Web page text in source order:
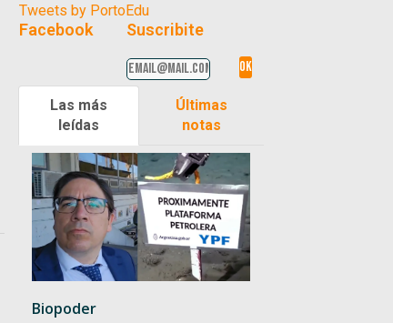
Tweets by PortoEdu
Facebook Suscribite
Las más
leídas
Últimas
notas
Biopoder